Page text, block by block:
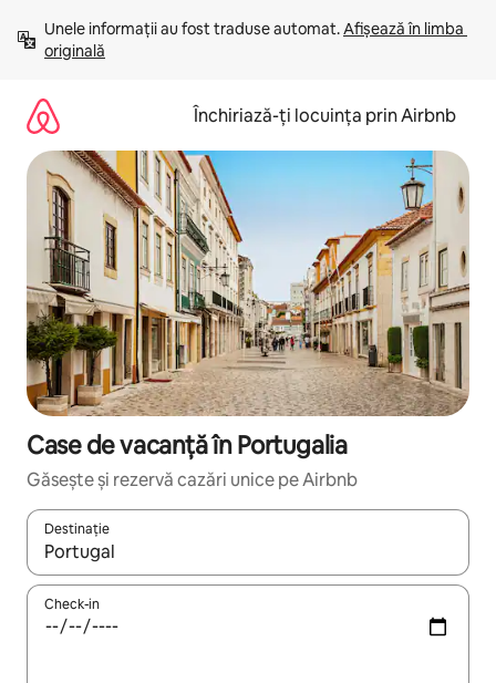
mergi
conținut
Unele informații au fost traduse automat. Afișează în limba
originală
Închiriază-ți locuința prin Airbnb
Case de vacanță în Portugalia
Găsește și rezervă cazări unice pe Airbnb
Destinație
Când se încarcă rezultatele, navighează folosind tastele
Check-in